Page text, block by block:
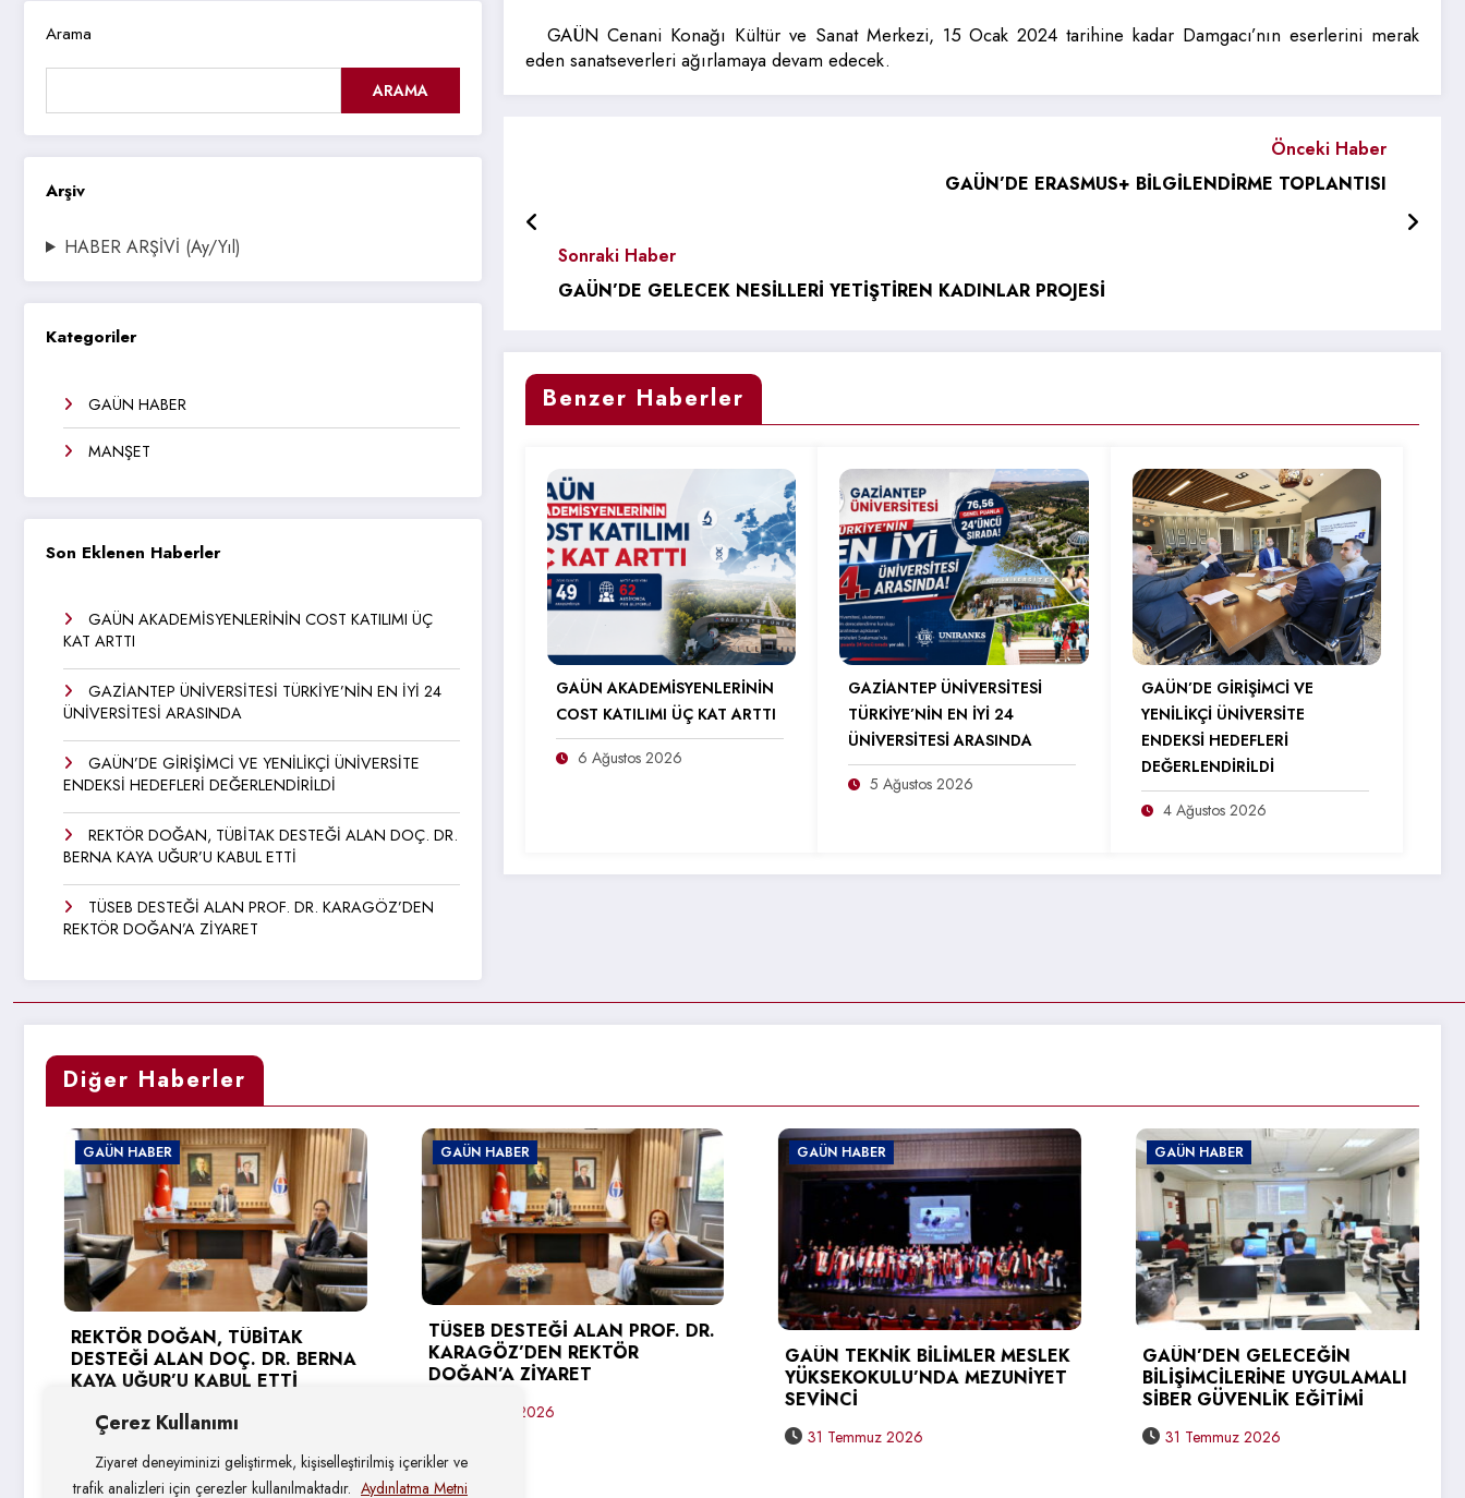
Çerez Kullanımı
Ziyaret deneyiminizi geliştirmek, kişiselleştirilmiş içerikler ve
trafik analizleri için çerezler kullanılmaktadır. Aydınlatma Metni
Arama
ARAMA
Arşiv
HABER ARŞİVİ (Ay/Yıl)
Kategoriler
GAÜN HABER
MANŞET
Son Eklenen Haberler
GAÜN AKADEMİSYENLERİNİN COST KATILIMI ÜÇ
KAT ARTTI
GAZİANTEP ÜNİVERSİTESİ TÜRKİYE’NİN EN İYİ 24
ÜNİVERSİTESİ ARASINDA
GAÜN’DE GİRİŞİMCİ VE YENİLİKÇİ ÜNİVERSİTE
ENDEKSİ HEDEFLERİ DEĞERLENDİRİLDİ
REKTÖR DOĞAN, TÜBİTAK DESTEĞİ ALAN DOÇ. DR.
BERNA KAYA UĞUR’U KABUL ETTİ
TÜSEB DESTEĞİ ALAN PROF. DR. KARAGÖZ’DEN
REKTÖR DOĞAN’A ZİYARET
GAÜN Cenani Konağı Kültür ve Sanat Merkezi, 15 Ocak 2024 tarihine kadar Damgacı’nın eserlerini merak
eden sanatseverleri ağırlamaya devam edecek.
Önceki Haber
GAÜN’DE ERASMUS+ BİLGİLENDİRME TOPLANTISI
Sonraki Haber
GAÜN’DE GELECEK NESİLLERİ YETİŞTİREN KADINLAR PROJESİ
Benzer Haberler
GAÜN AKADEMİSYENLERİNİN
COST KATILIMI ÜÇ KAT ARTTI
6 Ağustos 2026
GAZİANTEP ÜNİVERSİTESİ
TÜRKİYE’NİN EN İYİ 24
ÜNİVERSİTESİ ARASINDA
5 Ağustos 2026
GAÜN’DE GİRİŞİMCİ VE
YENİLİKÇİ ÜNİVERSİTE
ENDEKSİ HEDEFLERİ
DEĞERLENDİRİLDİ
4 Ağustos 2026
Diğer Haberler
DOĞAN, TÜBİTAK
ALAN DOÇ. DR. BERNA
UĞUR’U KABUL ETTİ
Ağustos 2026
GAÜN HABER
TÜSEB DESTEĞİ ALAN PROF. DR.
KARAGÖZ’DEN REKTÖR
DOĞAN’A ZİYARET
GAÜN HABER
GAÜN TEKNİK BİLİMLER MESLEK
YÜKSEKOKULU’NDA MEZUNİYET
31 Temmuz 2026
GAÜN HABER
GAÜN’DEN GELECEĞİN
BİLİŞİMCİLERİNE UYGULAMALI
SİBER GÜVENLİK EĞİTİMİ
31 Temmuz 2026
GAÜN